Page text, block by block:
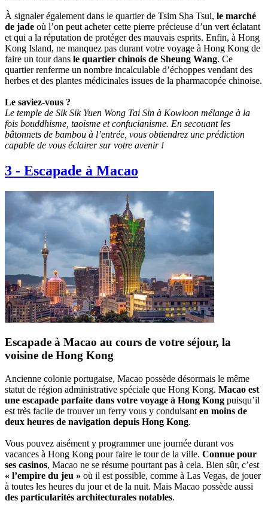
À signaler également dans le quartier de Tsim Sha Tsui, le marché
de jade où l’on peut acheter cette pierre précieuse d’un vert éclatant
et qui a la réputation de protéger des mauvais esprits. Enfin, à Hong
Kong Island, ne manquez pas durant votre voyage à Hong Kong de
faire un tour dans le quartier chinois de Sheung Wang. Ce
quartier renferme un nombre incalculable d’échoppes vendant des
herbes et des plantes médicinales issues de la pharmacopée chinoise.
Le saviez-vous ?
Le temple de Sik Sik Yuen Wong Tai Sin à Kowloon mélange à la
fois bouddhisme, taoïsme et confucianisme. En secouant les
bâtonnets de bambou à l’entrée, vous obtiendrez une prédiction
capable de vous éclairer sur votre avenir !
3 - Escapade à Macao
Escapade à Macao au cours de votre séjour, la
voisine de Hong Kong
Ancienne colonie portugaise, Macao possède désormais le même
statut de région administrative spéciale que Hong Kong. Macao est
une escapade parfaite dans votre voyage à Hong Kong puisqu’il
est très facile de trouver un ferry vous y conduisant en moins de
deux heures de navigation depuis Hong Kong.
Vous pouvez aisément y programmer une journée durant vos
vacances à Hong Kong pour faire le tour de la ville. Connue pour
ses casinos, Macao ne se résume pourtant pas à cela. Bien sûr, c’est
« l’empire du jeu » où il est possible, comme à Las Vegas, de jouer
à toutes les heures du jour et de la nuit. Mais Macao possède aussi
des particularités architecturales notables.